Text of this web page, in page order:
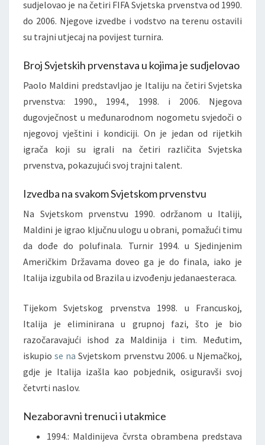
sudjelovao je na četiri FIFA Svjetska prvenstva od 1990.
do 2006. Njegove izvedbe i vodstvo na terenu ostavili
su trajni utjecaj na povijest turnira.
Broj Svjetskih prvenstava u kojima je sudjelovao
Paolo Maldini predstavljao je Italiju na četiri Svjetska
prvenstva: 1990., 1994., 1998. i 2006. Njegova
dugovječnost u međunarodnom nogometu svjedoči o
njegovoj vještini i kondiciji. On je jedan od rijetkih
igrača koji su igrali na četiri različita Svjetska
prvenstva, pokazujući svoj trajni talent.
Izvedba na svakom Svjetskom prvenstvu
Na Svjetskom prvenstvu 1990. održanom u Italiji,
Maldini je igrao ključnu ulogu u obrani, pomažući timu
da dođe do polufinala. Turnir 1994. u Sjedinjenim
Američkim Državama doveo ga je do finala, iako je
Italija izgubila od Brazila u izvođenju jedanaesteraca.
Tijekom Svjetskog prvenstva 1998. u Francuskoj,
Italija je eliminirana u grupnoj fazi, što je bio
razočaravajući ishod za Maldinija i tim. Međutim,
iskupiose na Svjetskom prvenstvu 2006. u Njemačkoj,
gdje je Italija izašla kao pobjednik, osiguravši svoj
četvrti naslov.
Nezaboravni trenuci i utakmice
1994.: Maldinijeva čvrsta obrambena predstava